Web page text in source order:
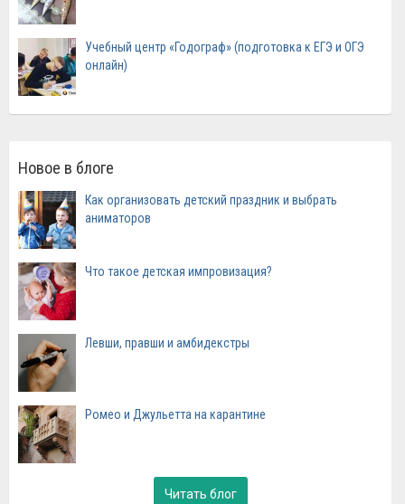
Учебный центр «Годограф» (подготовка к ЕГЭ и ОГЭ
онлайн)
Новое в блоге
Как организовать детский праздник и выбрать
аниматоров
Что такое детская импровизация?
Левши, правши и амбидекстры
Ромео и Джульетта на карантине
Читать блог